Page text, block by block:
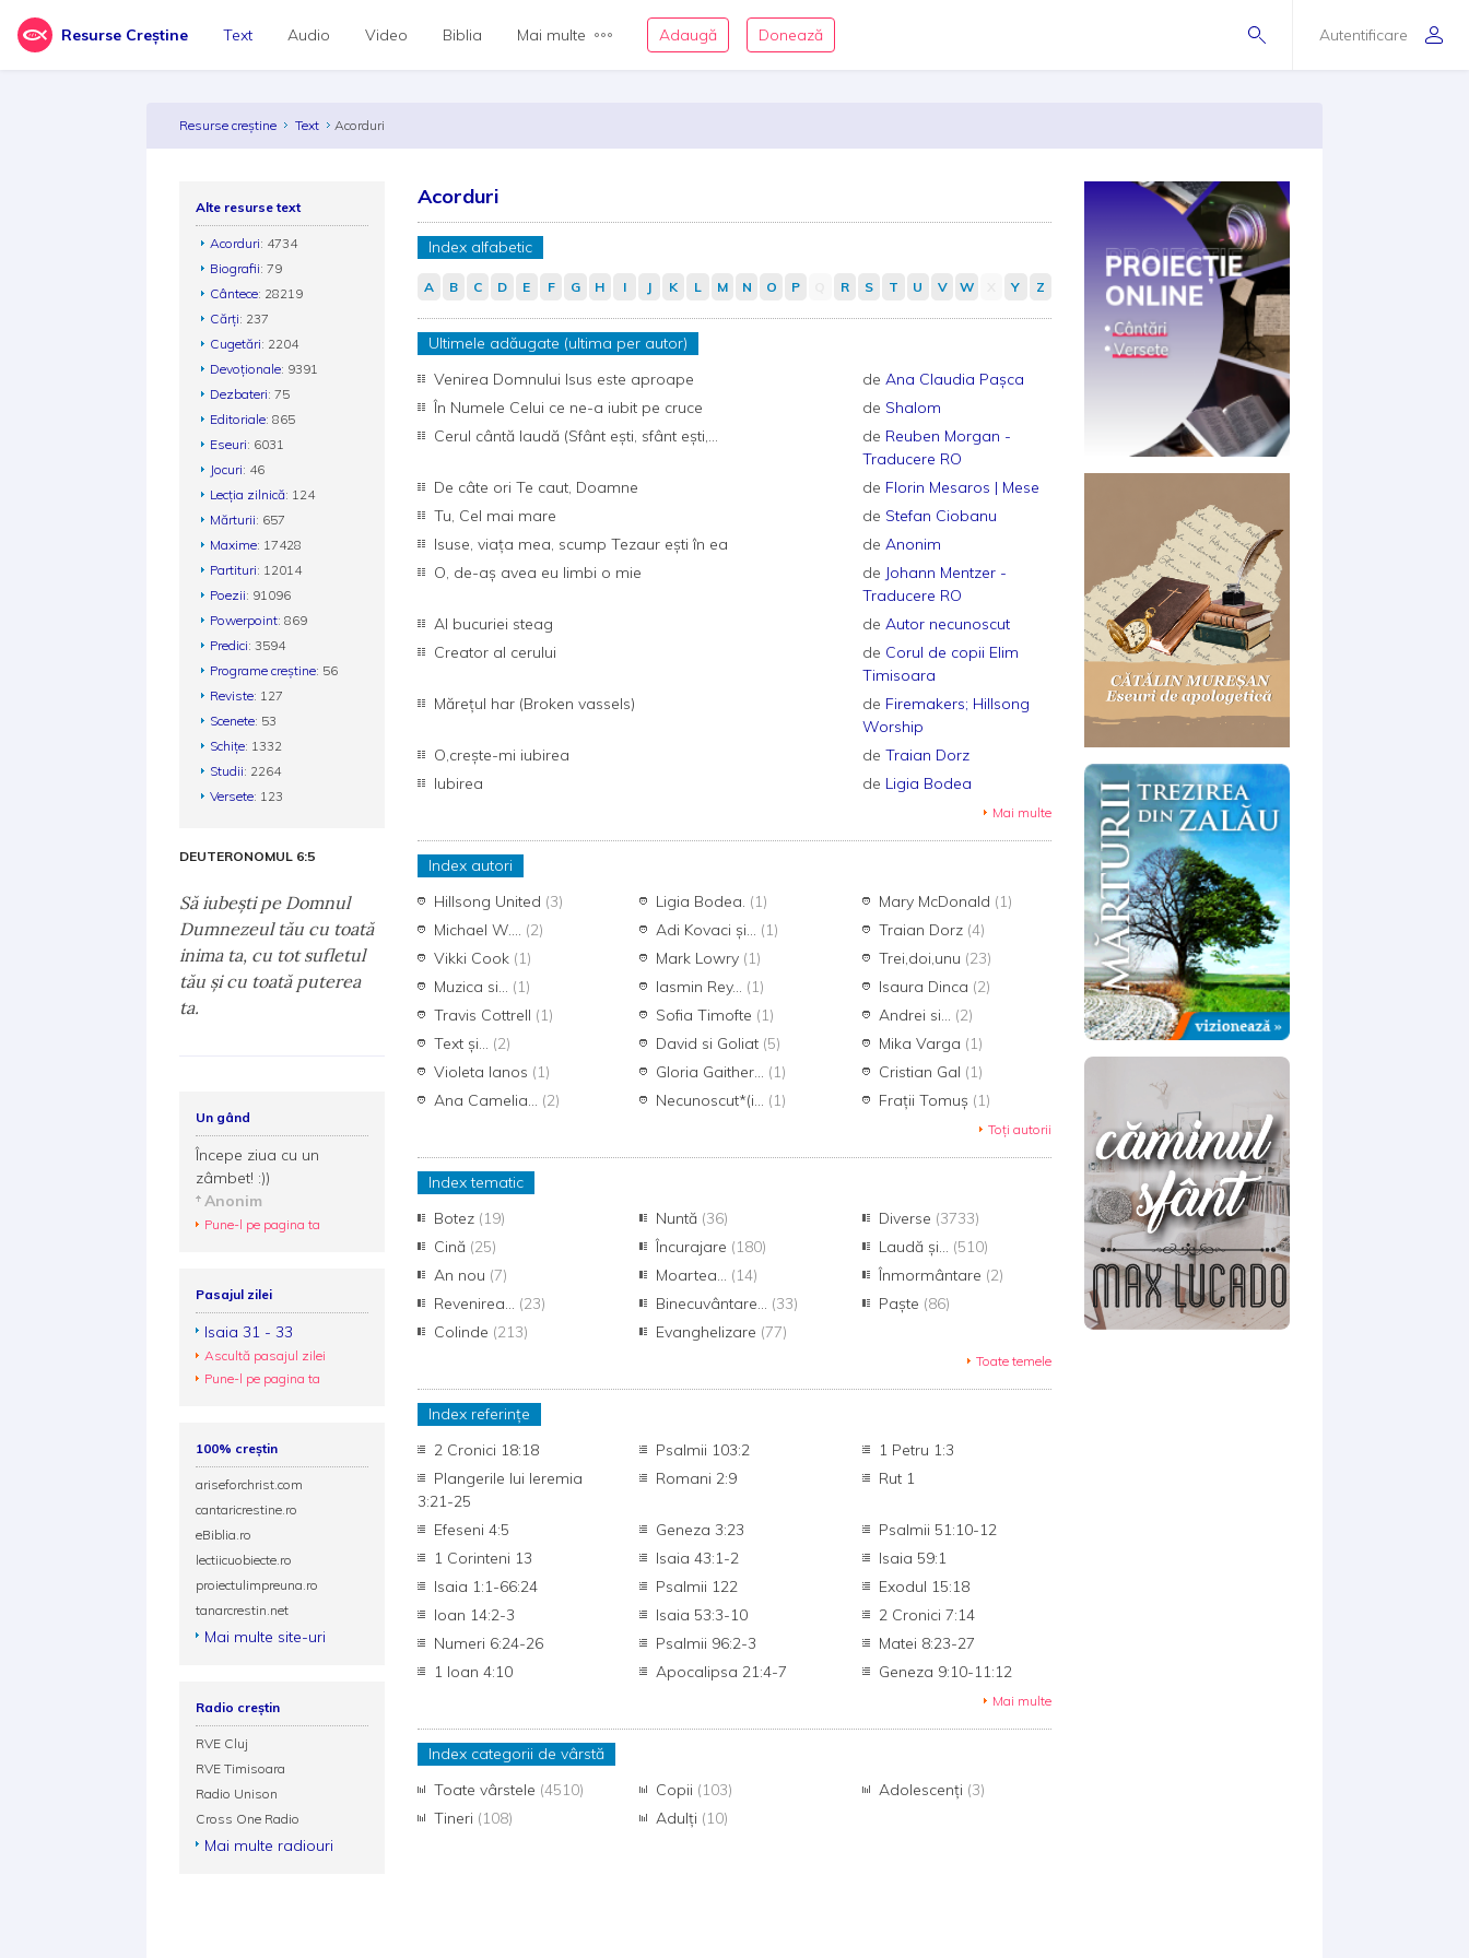
Resurse Creștine Autentificare
Text Audio Video Biblia Mai multe Adaugă Donează
Resurse creștine Text Acorduri
Acorduri
Index alfabetic
A B C D E F G H I J K L M N O P R S T U V W Y Z
Ultimele adăugate (ultima per autor)
Venirea Domnului Isus este aproape
de Ana Claudia Pașca
În Numele Celui ce ne-a iubit pe cruce
de Shalom
Cerul cântă laudă (Sfânt ești, sfânt ești,...
de Reuben Morgan -
Traducere RO
De câte ori Te caut, Doamne
de Florin Mesaros | Mese
Tu, Cel mai mare
de Stefan Ciobanu
Isuse, viaţa mea, scump Tezaur eşti în ea
de Anonim
O, de-aș avea eu limbi o mie
de Johann Mentzer -
Traducere RO
Al bucuriei steag
de Autor necunoscut
Creator al cerului
de Corul de copii Elim
Timisoara
Mărețul har (Broken vassels)
de Firemakers; Hillsong
Worship
O,crește-mi iubirea
de Traian Dorz
Iubirea
de Ligia Bodea
Mai multe
Index autori
Hillsong United (3) Ligia Bodea. (1) Mary McDonald (1)
Michael W.... (2) Adi Kovaci și... (1) Traian Dorz (4)
Vikki Cook (1) Mark Lowry (1) Trei,doi,unu (23)
Muzica si... (1) Iasmin Rey... (1) Isaura Dinca (2)
Travis Cottrell (1) Sofia Timofte (1) Andrei si... (2)
Text și... (2) David si Goliat (5) Mika Varga (1)
Violeta Ianos (1) Gloria Gaither... (1) Cristian Gal (1)
Ana Camelia... (2) Necunoscut*(i... (1) Frații Tomuș (1)
Toți autorii
Index tematic
Botez (19) Nuntă (36) Diverse (3733)
Cină (25) Încurajare (180) Laudă și... (510)
An nou (7) Moartea... (14) Înmormântare (2)
Revenirea... (23) Binecuvântare... (33) Paște (86)
Colinde (213) Evanghelizare (77)
Toate temele
Index referințe
2 Cronici 18:18
Psalmii 103:2
1 Petru 1:3
Plangerile lui Ieremia
3:21-25
Romani 2:9 Rut 1
Efeseni 4:5 Geneza 3:23
Psalmii 51:10-12
1 Corinteni 13
Isaia 43:1-2
Isaia 59:1
Isaia 1:1-66:24
Psalmii 122
Exodul 15:18
Ioan 14:2-3
Isaia 53:3-10
2 Cronici 7:14
Numeri 6:24-26
Psalmii 96:2-3
Matei 8:23-27
1 Ioan 4:10
Apocalipsa 21:4-7 Geneza 9:10-11:12
Mai multe
Index categorii de vârstă
Toate vârstele (4510) Copii (103) Adolescenți (3)
Tineri (108) Adulți (10)
Alte resurse text
Acorduri: 4734
Biografii: 79
Cântece: 28219
Cărți: 237
Cugetări: 2204
Devoționale: 9391
Dezbateri: 75
Editoriale: 865
Eseuri: 6031
Jocuri: 46
Lecția zilnică: 124
Mărturii: 657
Maxime: 17428
Partituri: 12014
Poezii: 91096
Powerpoint: 869
Predici: 3594
Programe creștine: 56
Reviste: 127
Scenete: 53
Schițe: 1332
Studii: 2264
Versete: 123
DEUTERONOMUL 6:5
Să iubeşti pe Domnul
Dumnezeul tău cu toată
inima ta, cu tot sufletul
tău şi cu toată puterea
ta.
Un gând
Începe ziua cu un
zâmbet! :))
Anonim
Pune-l pe pagina ta
Pasajul zilei
Isaia 31 - 33
Ascultă pasajul zilei
Pune-l pe pagina ta
100% creștin
ariseforchrist.com
cantaricrestine.ro
eBiblia.ro
lectiicuobiecte.ro
proiectulimpreuna.ro
tanarcrestin.net
Mai multe site-uri
Radio creștin
RVE Cluj
RVE Timisoara
Radio Unison
Cross One Radio
Mai multe radiouri